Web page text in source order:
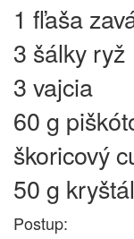
1 fľaša
3 šálky ryž
3 vajcia
60 g
škoricový
50 g
Postup: